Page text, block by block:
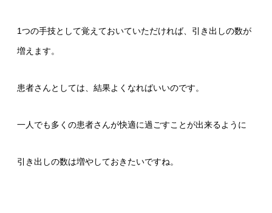
1つの手技として覚えておいていただければ、引き出しの数が
増えます。
患者さんとしては、結果よくなればいいのです。
一人でも多くの患者さんが快適に過ごすことが出来るように
引き出しの数は増やしておきたいですね。